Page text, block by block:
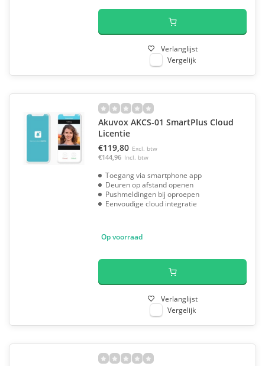
Verlanglijst
Vergelijk
Akuvox AKCS-01 SmartPlus Cloud
Licentie
€119,80 Excl. btw
€144,96 Incl. btw
Toegang via smartphone app
Deuren op afstand openen
Pushmeldingen bij oproepen
Eenvoudige cloud integratie
Op voorraad
Verlanglijst
Vergelijk